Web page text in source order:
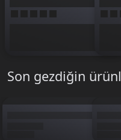
güvencesiyle EMERALD 90
hızlandır.
Son gezdiğin